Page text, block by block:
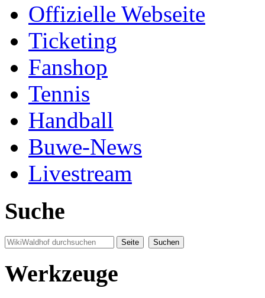
Offizielle Webseite
Ticketing
Fanshop
Tennis
Handball
Buwe-News
Livestream
Suche
Werkzeuge